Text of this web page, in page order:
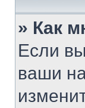
» Как
Если
ваши